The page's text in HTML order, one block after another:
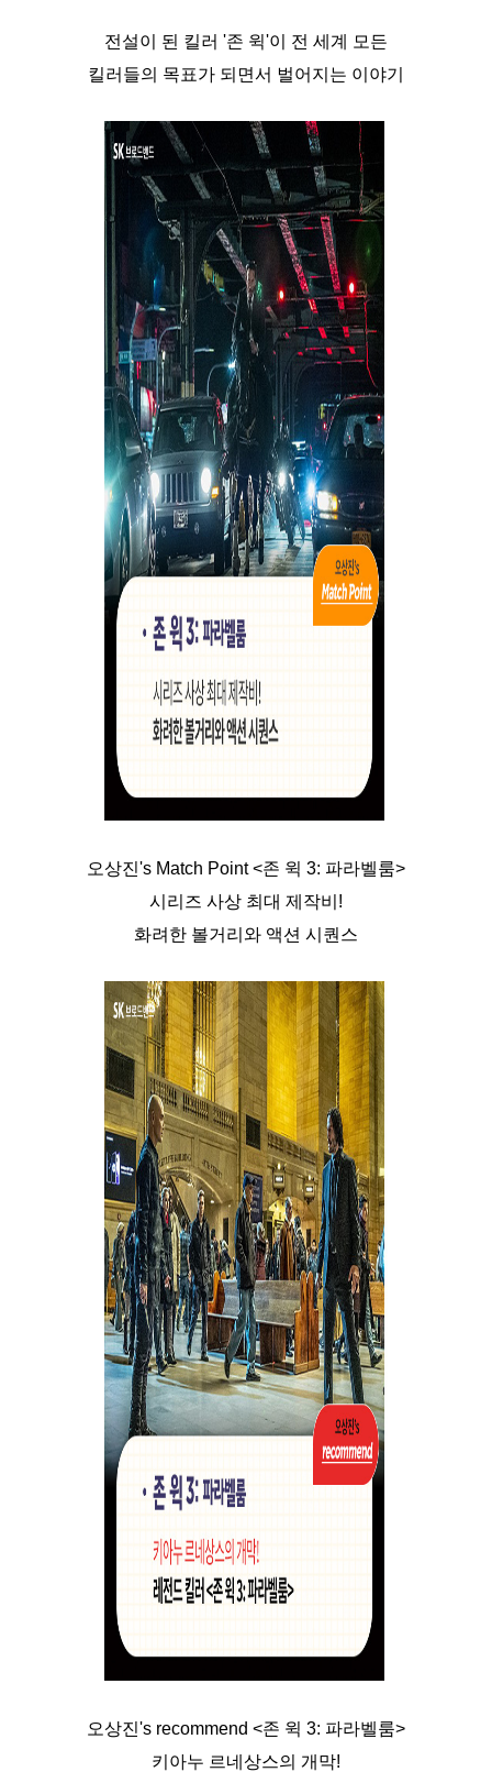
전설이 된 킬러 '존 윅'이 전 세계 모든
킬러들의 목표가 되면서 벌어지는 이야기
오상진's Match Point <존 윅 3: 파라벨룸>
시리즈 사상 최대 제작비!
화려한 볼거리와 액션 시퀀스
오상진's recommend <존 윅 3: 파라벨룸>
키아누 르네상스의 개막!